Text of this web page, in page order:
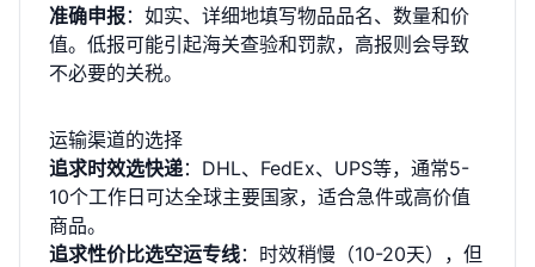
准确申报：如实、详细地填写物品品名、数量和价
值。低报可能引起海关查验和罚款，高报则会导致
不必要的关税。
运输渠道的选择
追求时效选快递：DHL、FedEx、UPS等，通常5-
10个工作日可达全球主要国家，适合急件或高价值
商品。
追求性价比选空运专线：时效稍慢（10-20天），但